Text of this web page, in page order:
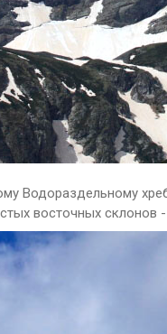
Водораздельному
восточных склонов